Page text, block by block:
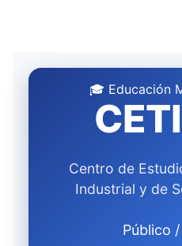
🎓 Educación
Centro de
Industrial y de
Público